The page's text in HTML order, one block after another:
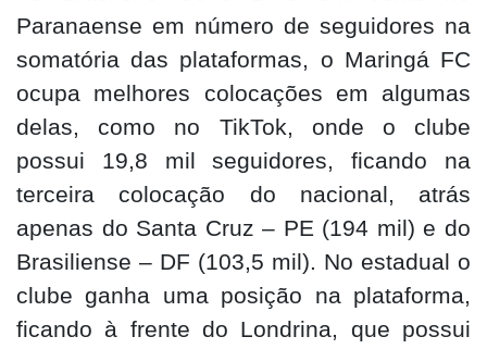
Paranaense em número de seguidores na
somatória das plataformas, o Maringá FC
ocupa melhores colocações em algumas
delas, como no TikTok, onde o clube
possui 19,8 mil seguidores, ficando na
terceira colocação do nacional, atrás
apenas do Santa Cruz – PE (194 mil) e do
Brasiliense – DF (103,5 mil). No estadual o
clube ganha uma posição na plataforma,
ficando à frente do Londrina, que possui